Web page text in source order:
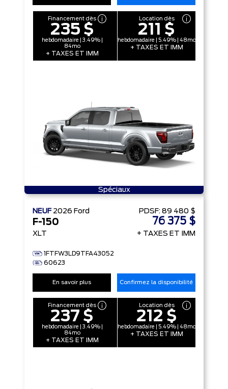
Financement dès
235 $
hebdomadaire | 3.49% |
84mo
+ TAXES ET IMM
Location dès
211 $
hebdomadaire | 5.49% | 48mo
+ TAXES ET IMM
Spéciaux
NEUF 2026 Ford
F-150
XLT
1FTFW3LD9TFA43052
60623
PDSF: 89 480 $
76 375 $
+ TAXES ET IMM
En savoir plus Confirmez la disponibilité
Financement dès
237 $
hebdomadaire | 3.49% |
84mo
+ TAXES ET IMM
Location dès
212 $
hebdomadaire | 5.49% | 48mo
+ TAXES ET IMM